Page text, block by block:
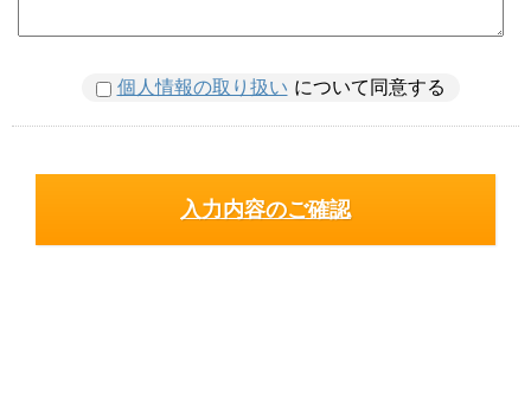
個人情報の取り扱い について同意する